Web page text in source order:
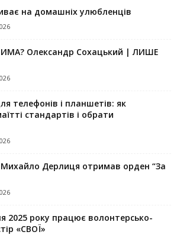
на домашніх улюбленців
Олександр Сохацький | ЛИШЕ
телефонів і планшетів: як
стандартів і обрати
Михайло Дерлиця отримав орден “За
2025 року працює волонтерсько-
«СВОЇ»